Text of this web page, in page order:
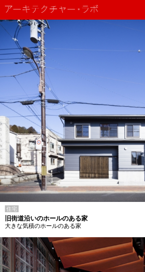
住宅
旧街道沿いのホールのある家
大きな気積のホールのある家